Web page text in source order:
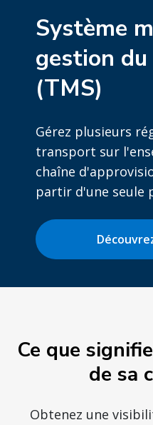
Système
gestion
(TMS)
Gérez plusieurs
transport sur
chaîne
partir d'une seule
Ce que
de sa
Obtenez une